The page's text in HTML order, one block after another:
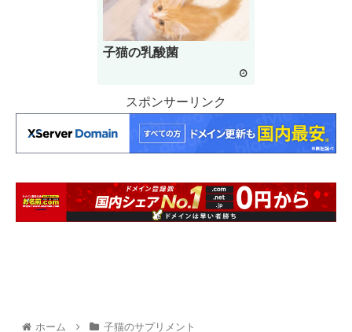
子猫の乳酸菌
スポンサーリンク
ホーム 子猫のサプリメント